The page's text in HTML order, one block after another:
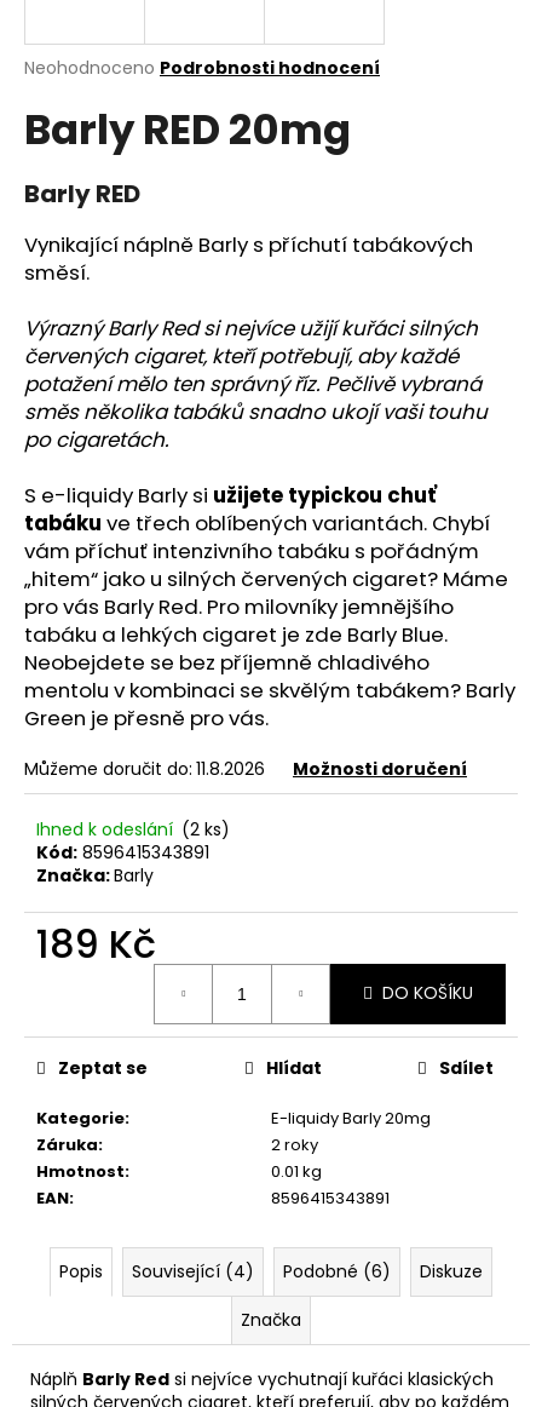
Průměrné
produktu
je
z
5
Neohodnoceno Podrobnosti hodnocení
Barly RED 20mg
Barly RED
Vynikající náplně Barly s příchutí tabákových
směsí.
Výrazný Barly Red si nejvíce užijí kuřáci silných
červených cigaret, kteří potřebují, aby každé
potažení mělo ten správný říz. Pečlivě vybraná
směs několika tabáků snadno ukojí vaši touhu
po cigaretách.
S e-liquidy Barly si užijete typickou chuť
tabáku ve třech oblíbených variantách. Chybí
vám příchuť intenzivního tabáku s pořádným
„hitem“ jako u silných červených cigaret? Máme
pro vás Barly Red. Pro milovníky jemnějšího
tabáku a lehkých cigaret je zde Barly Blue.
Neobejdete se bez příjemně chladivého
mentolu v kombinaci se skvělým tabákem? Barly
Green je přesně pro vás.
Můžeme doručit do: 11.8.2026 Možnosti doručení
Ihned k odeslání (2 ks)
Kód: 8596415343891
Značka:Barly
189 Kč
DO KOŠÍKU
Kategorie:
E-liquidy Barly 20mg
Záruka:
2 roky
Hmotnost:
0.01 kg
EAN: 8596415343891
Zeptat se Hlídat Sdílet
Popis Související (4) Podobné (6)
Diskuze
Značka
Náplň Barly Red si nejvíce vychutnají kuřáci klasických
silných červených cigaret, kteří preferují, aby po každém
j
t
?
D
o
p
r
u
č
u
j
e
m
e
XLIM
TOP
SS
POD
CARTRIDGE
2ML